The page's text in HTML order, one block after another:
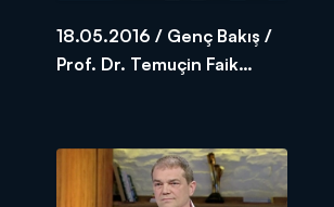
18.05.2016 / Genç Bakış /
Prof. Dr. Temuçin Faik